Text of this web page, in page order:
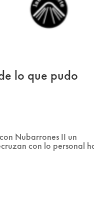
lo que pudo
Nubarrones II un
con lo personal